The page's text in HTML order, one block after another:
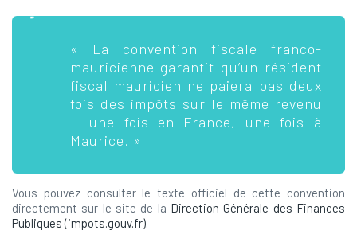
« La convention fiscale franco-
mauricienne garantit qu’un résident
fiscal mauricien ne paiera pas deux
fois des impôts sur le même revenu
— une fois en France, une fois à
Maurice. »
Vous pouvez consulter le texte officiel de cette convention
directement sur le site de la Direction Générale des Finances
Publiques (impots.gouv.fr).